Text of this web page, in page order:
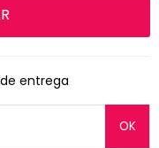
entrega
OK